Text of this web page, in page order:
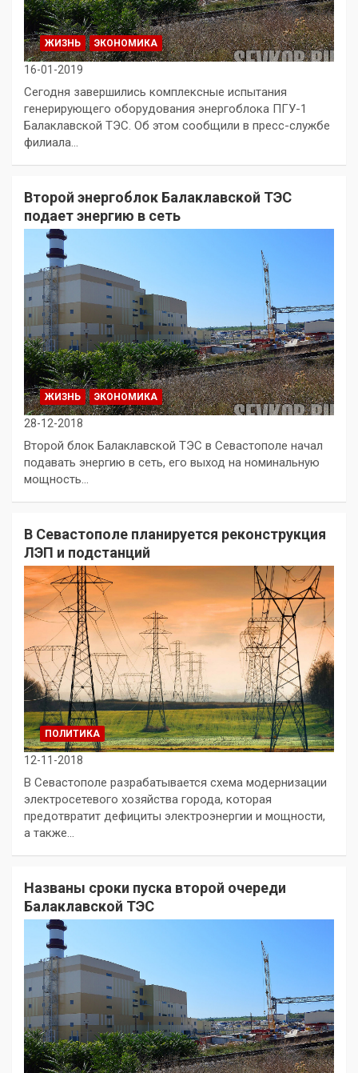
ЖИЗНЬ ЭКОНОМИКА
16-01-2019
Сегодня завершились комплексные испытания
генерирующего оборудования энергоблока ПГУ-1
Балаклавской ТЭС. Об этом сообщили в пресс-службе
филиала…
Второй энергоблок Балаклавской ТЭС
подает энергию в сеть
ЖИЗНЬ ЭКОНОМИКА
28-12-2018
Второй блок Балаклавской ТЭС в Севастополе начал
подавать энергию в сеть, его выход на номинальную
мощность…
В Севастополе планируется реконструкция
ЛЭП и подстанций
ПОЛИТИКА
12-11-2018
В Севастополе разрабатывается схема модернизации
электросетевого хозяйства города, которая
предотвратит дефициты электроэнергии и мощности,
а также…
Названы сроки пуска второй очереди
Балаклавской ТЭС